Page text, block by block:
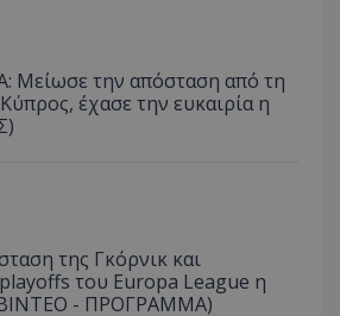
Μείωσε την απόσταση από τη
έχασε την ευκαιρία η
της Γκόρνικ και
του Europa League η
- ΠΡΟΓΡΑΜΜΑ)